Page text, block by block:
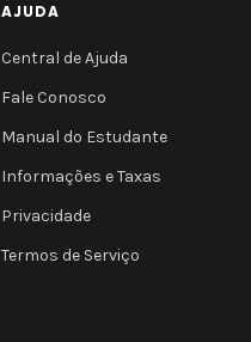
AJUDA
Central de Ajuda
Fale Conosco
Manual do Estudante
Informações e Taxas
Privacidade
Termos de Serviço